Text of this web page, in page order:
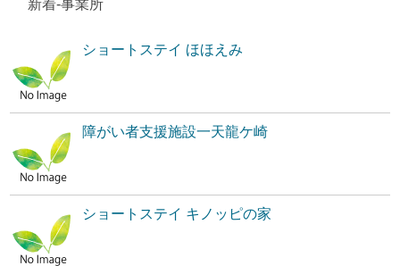
新着-事業所
ショートステイ ほほえみ
障がい者支援施設一天龍ケ崎
ショートステイ キノッピの家